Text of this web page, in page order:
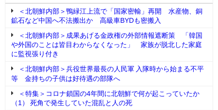
＜北朝鮮内部＞鴨緑江上流で「国家密輸」再開 水産物、銅
鉱石など中国へ不法搬出か 高級車BYDも密搬入
＜北朝鮮内部＞成果あげる金政権の外部情報遮断策 「韓国
や外国のことは皆目わからなくなった」 家族が脱北した家庭
に監視張り付き
＜北朝鮮内部＞兵役世界最長の人民軍 入隊時から始まる不平
等 金持ちの子供は好待遇の部隊へ
＜特集＞コロナ鎖国の4年間に北朝鮮で何が起こっていたか
（1） 死角で発生していた混乱と人の死